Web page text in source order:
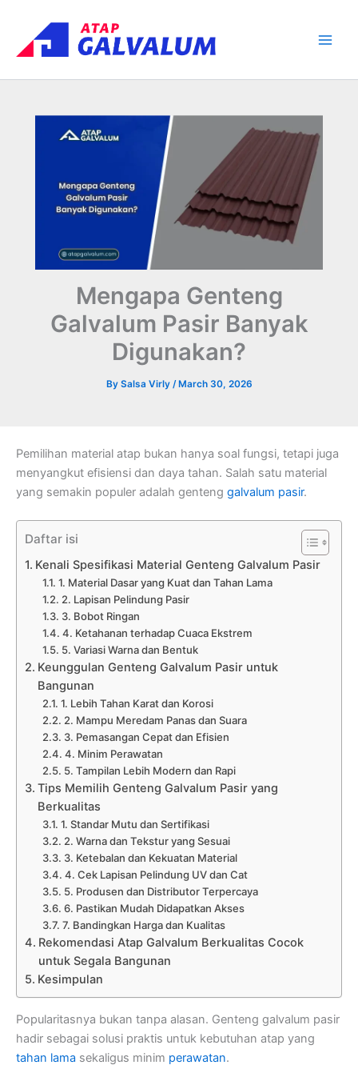
content
Mengapa Genteng
Galvalum Pasir Banyak
Digunakan?
By Salsa Virly / March 30, 2026
Pemilihan material atap bukan hanya soal fungsi, tetapi juga
menyangkut efisiensi dan daya tahan. Salah satu material
yang semakin populer adalah genteng galvalum pasir.
Daftar isi
Kenali Spesifikasi Material Genteng Galvalum Pasir
1. Material Dasar yang Kuat dan Tahan Lama
2. Lapisan Pelindung Pasir
3. Bobot Ringan
4. Ketahanan terhadap Cuaca Ekstrem
5. Variasi Warna dan Bentuk
Keunggulan Genteng Galvalum Pasir untuk
Bangunan
1. Lebih Tahan Karat dan Korosi
2. Mampu Meredam Panas dan Suara
3. Pemasangan Cepat dan Efisien
4. Minim Perawatan
5. Tampilan Lebih Modern dan Rapi
Tips Memilih Genteng Galvalum Pasir yang
Berkualitas
1. Standar Mutu dan Sertifikasi
2. Warna dan Tekstur yang Sesuai
3. Ketebalan dan Kekuatan Material
4. Cek Lapisan Pelindung UV dan Cat
5. Produsen dan Distributor Terpercaya
6. Pastikan Mudah Didapatkan Akses
7. Bandingkan Harga dan Kualitas
Rekomendasi Atap Galvalum Berkualitas Cocok
untuk Segala Bangunan
Kesimpulan
Popularitasnya bukan tanpa alasan. Genteng galvalum pasir
hadir sebagai solusi praktis untuk kebutuhan atap yang
tahan lama sekaligus minim perawatan.